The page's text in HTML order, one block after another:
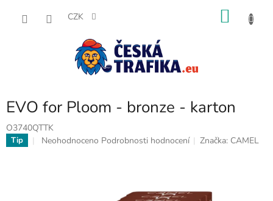
CZK
EVO for Ploom - bronze - karton
O3740QTTK
Tip
Průměrné
Neohodnoceno Podrobnosti hodnocení Značka: CAMEL